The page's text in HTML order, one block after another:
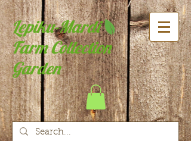
Lepiku-Mardi
Farm Collection
Garden